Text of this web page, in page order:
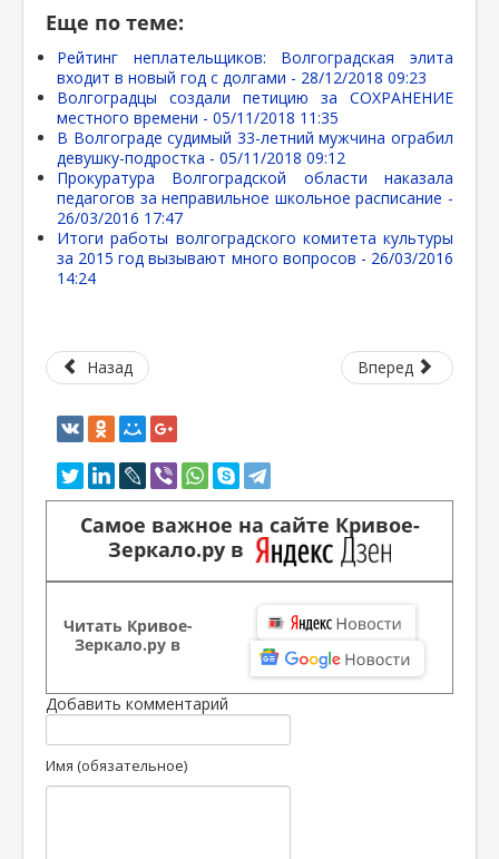
Еще по теме:
Рейтинг неплательщиков: Волгоградская элита
входит в новый год с долгами - 28/12/2018 09:23
Волгоградцы создали петицию за СОХРАНЕНИЕ
местного времени - 05/11/2018 11:35
В Волгограде судимый 33-летний мужчина ограбил
девушку-подростка - 05/11/2018 09:12
Прокуратура Волгоградской области наказала
педагогов за неправильное школьное расписание -
26/03/2016 17:47
Итоги работы волгоградского комитета культуры
за 2015 год вызывают много вопросов - 26/03/2016
14:24
Назад Вперед
Самое важное на сайте Кривое-
Зеркало.ру в
Читать Кривое-
Зеркало.ру в
Добавить комментарий
Имя (обязательное)